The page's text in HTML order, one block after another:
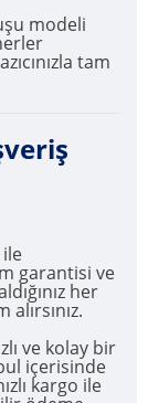
modeli
tam
garantisi ve
her
ve kolay bir
içerisinde
kargo ile